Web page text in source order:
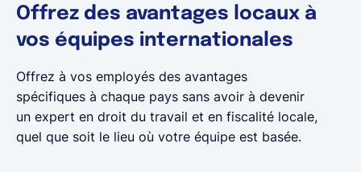
Offrez des avantages locaux à
vos équipes internationales
Offrez à vos employés des avantages
spécifiques à chaque pays sans avoir à devenir
un expert en droit du travail et en fiscalité locale,
quel que soit le lieu où votre équipe est basée.